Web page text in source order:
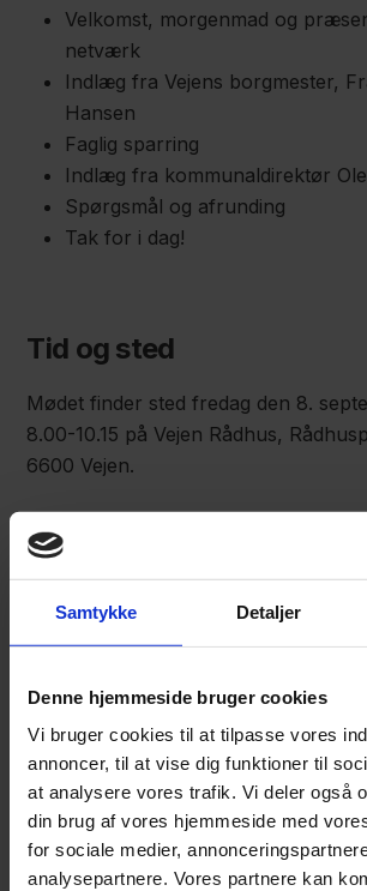
Samtykke Detaljer
Denne hjemmeside bruger cookies
Vi bruger cookies til at tilpasse vores
annoncer, til at vise dig funktioner til
at analysere vores trafik. Vi deler også
din brug af vores hjemmeside med
for sociale medier,
analysepartnere. Vores partnere kan
Velkomst, morgenmad og
netværk
Indlæg fra Vejens borgmester,
Hansen
Faglig sparring
Indlæg fra kommunaldirektør
Spørgsmål og afrunding
Tak for i dag!
Tid og sted
Mødet finder sted fredag den 8.
8.00-10.15 på Vejen Rådhus,
6600 Vejen.
Sådan tilmelder du dig
og tilmelder dig
pr. mail.
eller vil du i første omgang gerne
så kontaktCecilie Brinkholm Aalund.
Netværket
Focus Advokater, BDO og KLH